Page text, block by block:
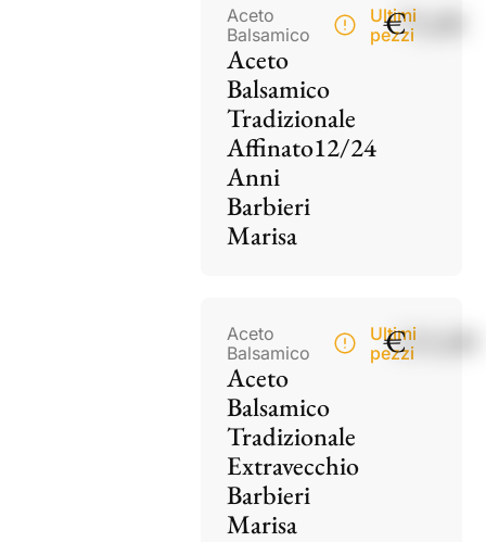
Aceto
Balsamico
Aceto
Balsamico
Tradizionale
Affinato12/24
Anni
Barbieri
Marisa
Ultimi
pezzi
€75,00
Aceto
Balsamico
Aceto
Balsamico
Tradizionale
Extravecchio
Barbieri
Marisa
Ultimi
pezzi
€115,00